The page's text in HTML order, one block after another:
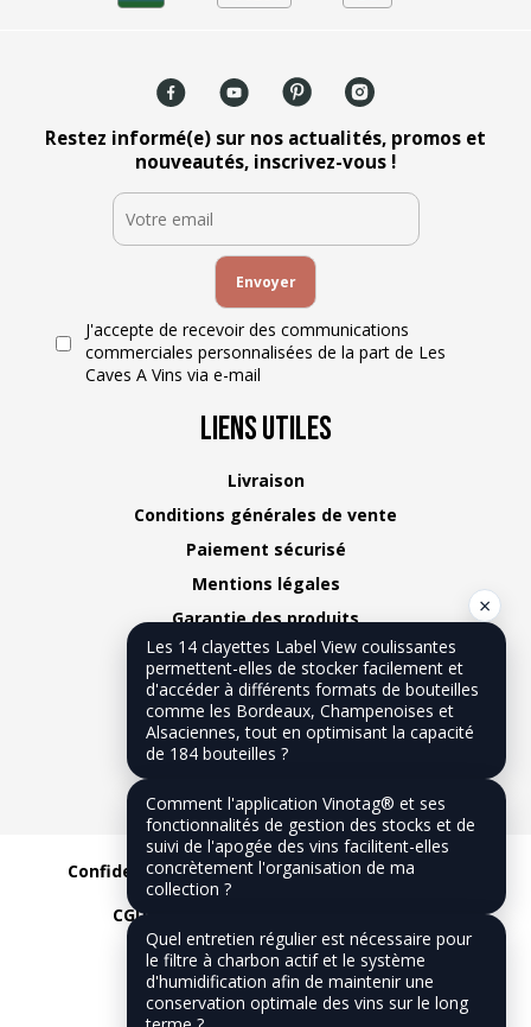
Restez informé(e) sur nos actualités, promos et
nouveautés, inscrivez-vous !
J'accepte de recevoir des communications
commerciales personnalisées de la part de Les
Caves A Vins via e-mail
Liens Utiles
Livraison
Conditions générales de vente
Paiement sécurisé
Mentions légales
Garantie des produits
FAQ - Questions fréquentes
Offres en cours
Plan du site
Nous contacter
Confidentialité Mentions légales
CGV
CGU
×
Les 14 clayettes Label View coulissantes
permettent-elles de stocker facilement et
d'accéder à différents formats de bouteilles
comme les Bordeaux, Champenoises et
Alsaciennes, tout en optimisant la capacité
de 184 bouteilles ?
Comment l'application Vinotag® et ses
fonctionnalités de gestion des stocks et de
suivi de l'apogée des vins facilitent-elles
concrètement l'organisation de ma
collection ?
Quel entretien régulier est nécessaire pour
le filtre à charbon actif et le système
d'humidification afin de maintenir une
conservation optimale des vins sur le long